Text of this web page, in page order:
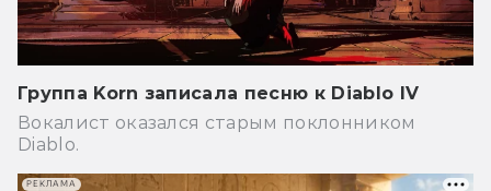
Группа Korn записала песню к Diablo IV
Вокалист оказался старым поклонником
Diablo.
РЕКЛАМА